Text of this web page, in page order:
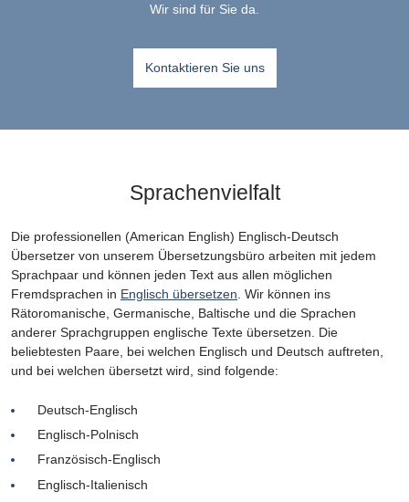
Wir sind für Sie da.
Kontaktieren Sie uns
Sprachenvielfalt
Die professionellen (American English) Englisch-Deutsch
Übersetzer von unserem Übersetzungsbüro arbeiten mit jedem
Sprachpaar und können jeden Text aus allen möglichen
Fremdsprachen in Englisch übersetzen . Wir können ins
Rätoromanische, Germanische, Baltische und die Sprachen
anderer Sprachgruppen englische Texte übersetzen. Die
beliebtesten Paare, bei welchen Englisch und Deutsch auftreten,
und bei welchen übersetzt wird, sind folgende:
Deutsch-Englisch
Englisch-Polnisch
Französisch-Englisch
Englisch-Italienisch